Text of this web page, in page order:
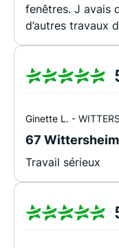
fenêtres. J avais
d’autres travaux
entrée, fenêtres)
du commercial,
professionnels et
proprement. Et
aujourd’hui. Je
Ginette L. -
Travail sérieux